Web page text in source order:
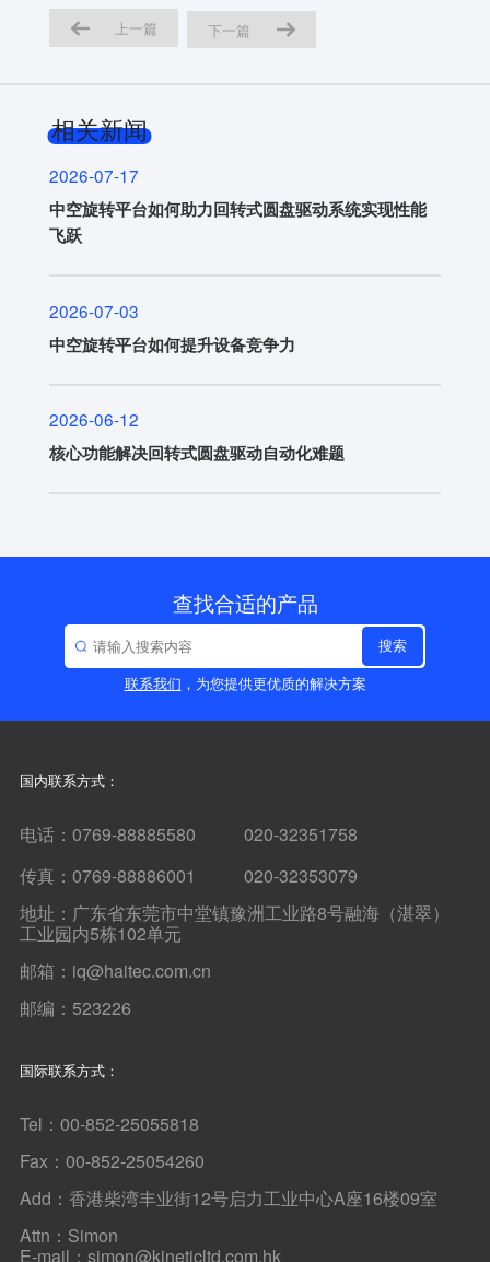
上一篇 下一篇
相关新闻
2026-07-17
中空旋转平台如何助力回转式圆盘驱动系统实现性能
飞跃
2026-07-03
中空旋转平台如何提升设备竞争力
2026-06-12
核心功能解决回转式圆盘驱动自动化难题
查找合适的产品
搜索
联系我们 ，为您提供更优质的解决方案
国内联系方式：
电话：0769-88885580 020-32351758
传真：0769-88886001 020-32353079
地址：广东省东莞市中堂镇豫洲工业路8号融海（湛翠）
工业园内5栋102单元
邮箱：iq@haitec.com.cn
邮编：523226
国际联系方式：
Tel：00-852-25055818
Fax：00-852-25054260
Add：香港柴湾丰业街12号启力工业中心A座16楼09室
Attn：Simon
E-mail：simon@kineticltd.com.hk